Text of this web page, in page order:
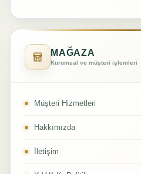
MAĞAZA
Kurumsal ve müşteri işlemleri
Müşteri Hizmetleri
Hakkımızda
İletişim